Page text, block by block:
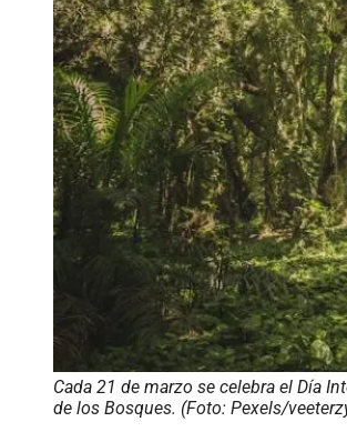
Cada 21 de marzo se celebra el Día
de los Bosques. (Foto: Pexels/